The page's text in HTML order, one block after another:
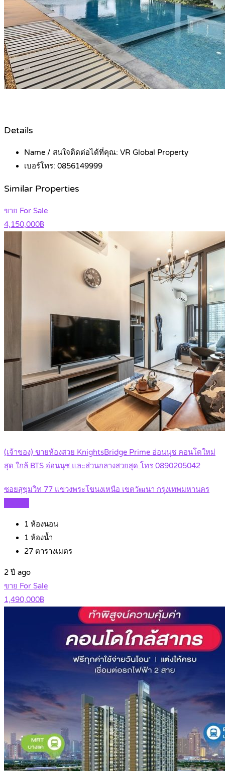
Details
Name / สนใจติดต่อได้ที่คุณ: VR Global Property
เบอร์โทร: 0856149999
Similar Properties
ขาย For Sale
4,150,000฿
(เจ้าของ) ขายห้องสวย KnightsBridge Prime อ่อนนุช คอนโดใหม่
สุด ใกล้ BTS อ่อนนุช และส่วนกลางสวยสุด โทร 0890205042
ซอยสุขุมวิท 77 แขวงพระโขนงเหนือ เขตวัฒนา กรุงเทพมหานคร
1 ห้องนอน
1 ห้องน้ำ
27 ตารางเมตร
2 ปี ago
ขาย For Sale
1,490,000฿